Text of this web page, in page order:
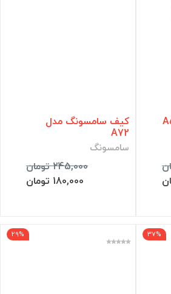
کیف سامسونگ مدل
A72
سامسونگ
245,000 تومان
180,000 تومان
37%
29%